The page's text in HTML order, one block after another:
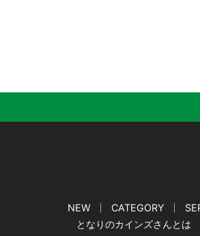
NEW CATEGORY
となりのカインズさんとは